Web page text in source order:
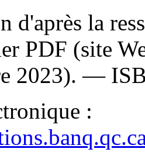
d'après la
PDF (site
2023). —
: